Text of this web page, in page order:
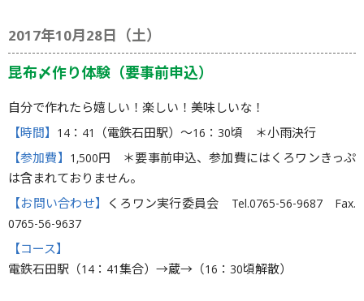
2017年10月28日（土）
昆布〆作り体験（要事前申込）
自分で作れたら嬉しい！楽しい！美味しいな！
【時間】 14：41（電鉄石田駅）〜16：30頃 ＊小雨決行
【参加費】 1,500円 ＊要事前申込、参加費にはくろワンきっぷ
は含まれておりません。
【お問い合わせ】 くろワン実行委員会 Tel.0765-56-9687 Fax.
0765-56-9637
【コース】
電鉄石田駅（14：41集合）→蔵→（16：30頃解散）